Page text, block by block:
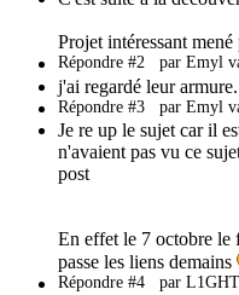
Projet intéressant
Répondre #2 par Emyl
j'ai regardé leur
Répondre #3 par Emyl
Je re up le sujet car il
n'avaient pas vu ce
post
En effet le 7 octobre le
passe les liens demains
Répondre #4 par